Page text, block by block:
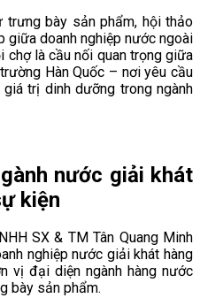
bày sản phẩm, hội thảo
giữa doanh nghiệp nước ngoài
chợ là cầu nối quan trọng giữa
Hàn Quốc – nơi yêu cầu
trị dinh dưỡng trong ngành
nước giải khát
kiện
SX & TM Tân Quang Minh
nghiệp nước giải khát hàng
vị đại diện ngành hàng nước
bày sản phẩm.